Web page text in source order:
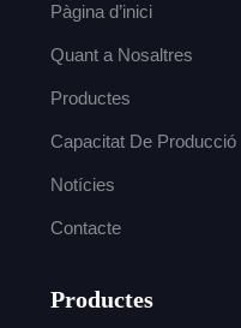
Pàgina d’inici
Quant a Nosaltres
Productes
Capacitat De Producció
Notícies
Contacte
Productes